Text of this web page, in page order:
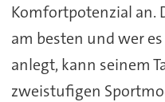
Komfortpotenzial an.
am besten und wer
anlegt, kann seinem
zweistufigen